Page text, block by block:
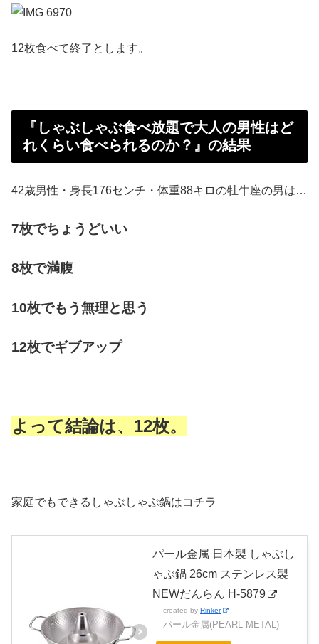
12枚食べて終了とします。
『しゃぶしゃぶ食べ放題で大人の男性はど
れくらい食べられるのか？』の結果
42歳男性・身長176センチ・体重88キロの牡牛座の男は…
7枚でちょうどいい
8枚で満腹
10枚でもう無理と思う
12枚でギブアップ
よって結論は、12枚。
家庭でもできるしゃぶしゃぶ鍋はコチラ
パール金属 日本製 しゃぶし
ゃぶ鍋 26cm ステンレス製
NEWだんらん H-5879
created by Rinker
パール金属(PEARL METAL)